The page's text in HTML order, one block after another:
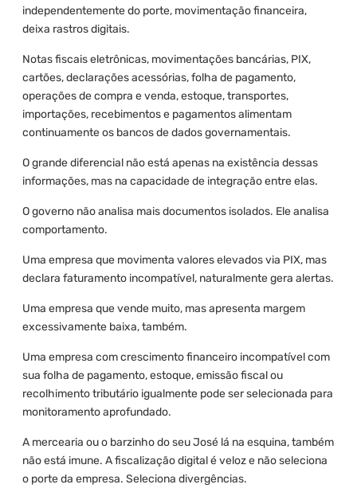
independentemente do porte, movimentação financeira,
deixa rastros digitais.
Notas fiscais eletrônicas, movimentações bancárias, PIX,
cartões, declarações acessórias, folha de pagamento,
operações de compra e venda, estoque, transportes,
importações, recebimentos e pagamentos alimentam
continuamente os bancos de dados governamentais.
O grande diferencial não está apenas na existência dessas
informações, mas na capacidade de integração entre elas.
O governo não analisa mais documentos isolados. Ele analisa
comportamento.
Uma empresa que movimenta valores elevados via PIX, mas
declara faturamento incompatível, naturalmente gera alertas.
Uma empresa que vende muito, mas apresenta margem
excessivamente baixa, também.
Uma empresa com crescimento financeiro incompatível com
sua folha de pagamento, estoque, emissão fiscal ou
recolhimento tributário igualmente pode ser selecionada para
monitoramento aprofundado.
A mercearia ou o barzinho do seu José lá na esquina, também
não está imune. A fiscalização digital é veloz e não seleciona
o porte da empresa. Seleciona divergências.